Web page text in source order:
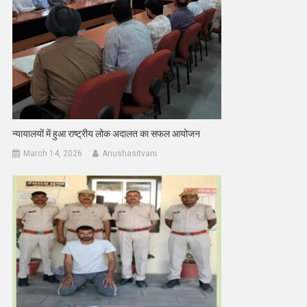
न्यायालयों में हुआ राष्ट्रीय लोक अदालत का सफल आयोजन
March 14, 2026 Anushasitvani